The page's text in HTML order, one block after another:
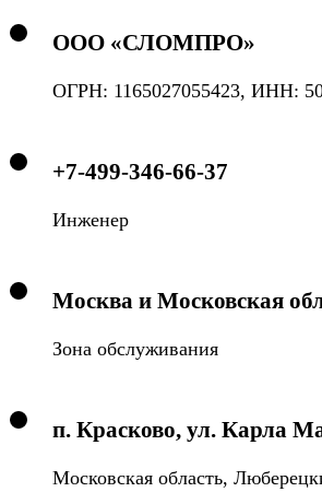
ООО «СЛОМПРО»
ОГРН: 1165027055423, ИНН:
+7-499-346-66-37
Инженер
Москва и Московская
Зона обслуживания
п. Красково, ул. Карла
Московская область,